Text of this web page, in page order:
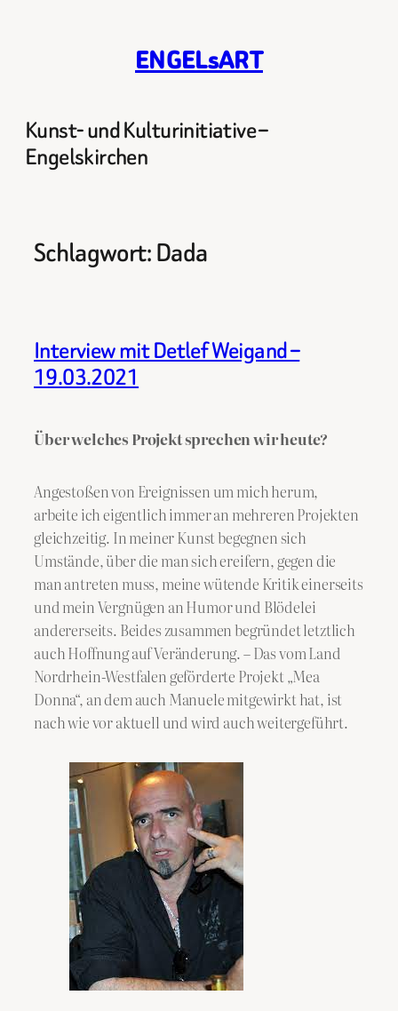
ENGELsART
Kunst- und Kulturinitiative –
Engelskirchen
Schlagwort:Dada
Interview mit Detlef Weigand –
19.03.2021
Über welches Projekt sprechen wir heute?
Angestoßen von Ereignissen um mich herum,
arbeite ich eigentlich immer an mehreren Projekten
gleichzeitig. In meiner Kunst begegnen sich
Umstände, über die man sich ereifern, gegen die
man antreten muss, meine wütende Kritik einerseits
und mein Vergnügen an Humor und Blödelei
andererseits. Beides zusammen begründet letztlich
auch Hoffnung auf Veränderung. – Das vom Land
Nordrhein-Westfalen geförderte Projekt „Mea
Donna“, an dem auch Manuele mitgewirkt hat, ist
nach wie vor aktuell und wird auch weitergeführt.